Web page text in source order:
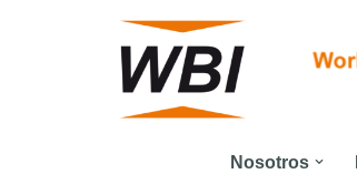
Nosotros